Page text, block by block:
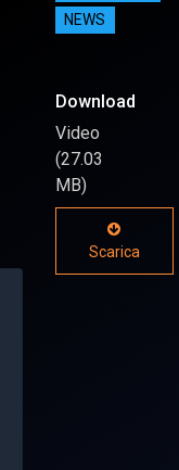
NEWS
Download
Video
(27.03
MB)
Scarica